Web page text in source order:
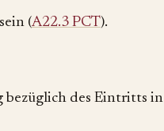
(A22.3 PCT).
bezüglich des Eintritts in